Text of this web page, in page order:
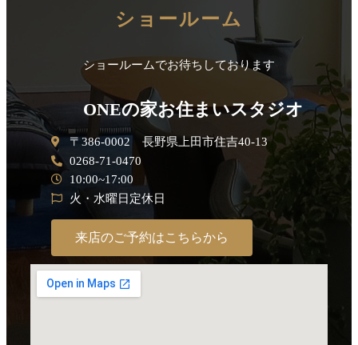
ショールーム
ショールームでお待ちしております
ONEの家お住まいスタジオ
〒386-0002 長野県上田市住吉40-13
0268-71-0470
10:00~17:00
火・水曜日定休日
来店のご予約はこちらから